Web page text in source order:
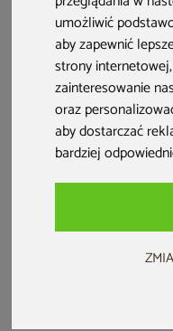
umożliwić
aby zapewnić
strony internetowej
zainteresowanie
oraz
aby dostarczać
bardziej
Nowość
Wanna